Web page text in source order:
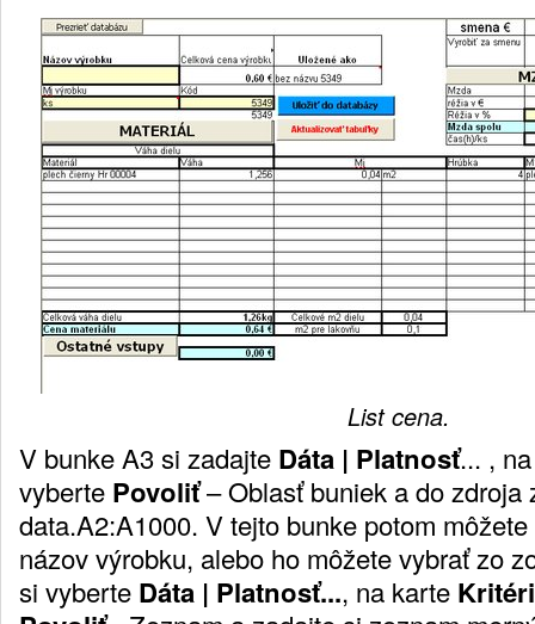
List cena.
V bunke A3 si zadajte Dáta | Platnosť... ,
vyberte Povoliť– Oblasť buniek a do zdroja
data.A2:A1000. V tejto bunke potom
názov výrobku, alebo ho môžete vybrať zo
si vyberte Dáta | Platnosť..., na karte